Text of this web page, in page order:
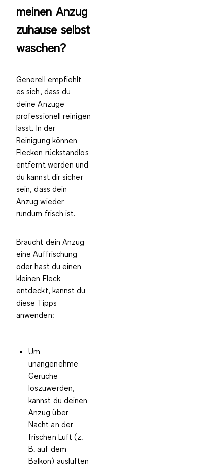
meinen Anzug
zuhause selbst
waschen?
Generell empfiehlt
es sich, dass du
deineAnzüge
professionell reinigen
lässt. In der
Reinigung können
Flecken rückstandlos
entfernt werden und
du kannst dir sicher
sein, dass dein
Anzug wieder
rundum frisch ist.
Braucht dein Anzug
eine Auffrischung
oder hast du einen
kleinen Fleck
entdeckt, kannst du
diese Tipps
anwenden:
Um
unangenehme
Gerüche
loszuwerden,
kannst du deinen
Anzug über
Nacht an der
frischen Luft (z.
B. auf dem
Balkon) auslüften